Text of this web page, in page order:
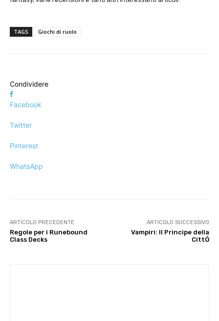
TAGS Giochi di ruolo
Condividere
Facebook
Twitter
Pinterest
WhatsApp
ARTICOLO PRECEDENTE
Regole per i Runebound
Class Decks
ARTICOLO SUCCESSIVO
Vampiri: Il Principe della
CittÓ